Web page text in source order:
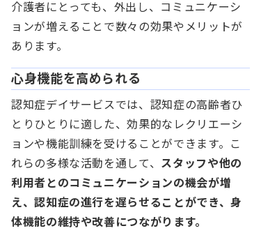
介護者にとっても、外出し、コミュニケーシ
ョンが増えることで数々の効果やメリットが
あります。
心身機能を高められる
認知症デイサービスでは、認知症の高齢者ひ
とりひとりに適した、効果的なレクリエーシ
ョンや機能訓練を受けることができます。こ
れらの多様な活動を通して、 スタッフや他の
利用者とのコミュニケーションの機会が増
え、認知症の進行を遅らせることができ、身
体機能の維持や改善につながります。